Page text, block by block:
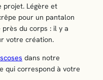
projet. Légère et
pour un pantalon
du corps : il y a
votre création.
dans notre
qui correspond à votre